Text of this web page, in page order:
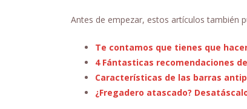
Antes de empezar, estos artículos también
Te contamos que tienes que
4 Fántasticas recomendaciones
Características de las barras
¿Fregadero atascado?